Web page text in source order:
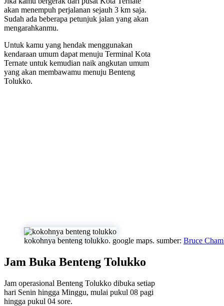
akan menempuh perjalanan sejauh 3 km saja.
Sudah ada beberapa petunjuk jalan yang akan
mengarahkanmu.
Untuk kamu yang hendak menggunakan
kendaraan umum dapat menuju Terminal Kota
Ternate untuk kemudian naik angkutan umum
yang akan membawamu menuju Benteng
Tolukko.
kokohnya benteng tolukko. google maps. sumber: Bruce
Jam Buka Benteng Tolukko
Jam operasional Benteng Tolukko dibuka setiap
hari Senin hingga Minggu, mulai pukul 08 pagi
hingga pukul 04 sore.